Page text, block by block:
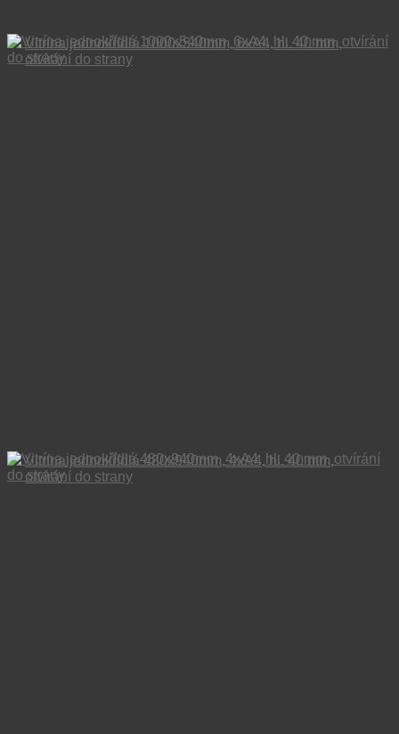
Vitrína jednokřídlá 1000x540mm, 6xA4, hl. 40 mm,
otvírání do strany
Vitrína jednokřídlá 480x940mm, 4xA4, hl. 40 mm,
otvírání do strany